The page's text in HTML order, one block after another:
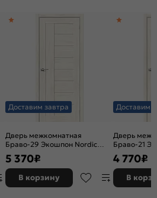
Доставим завтра
Дверь межкомнатная
Браво-29 Экошпон Nordic
Oak, остекленная, magic fog,
без кромки, царговая
5 370₽
В корзину
Доставим
Дверь
Браво-21
без декора,
стекла, без
4 770₽
В